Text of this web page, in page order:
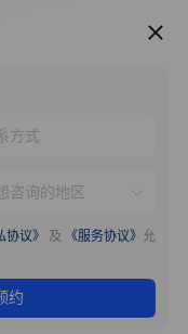
服务推荐
协议》 及 《服务协议》 允
约